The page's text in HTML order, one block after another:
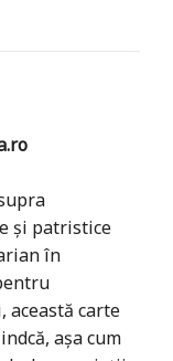
şi patristice
în
carte
aşa cum